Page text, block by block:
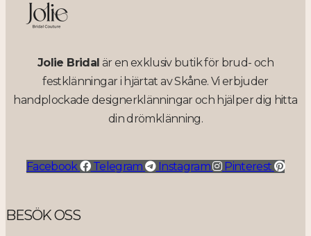
Jolie Bridal är en exklusiv butik för brud- och
festklänningar i hjärtat av Skåne. Vi erbjuder
handplockade designerklänningar och hjälper dig hitta
din drömklänning.
Facebook Telegram Instagram Pinterest
BESÖK OSS